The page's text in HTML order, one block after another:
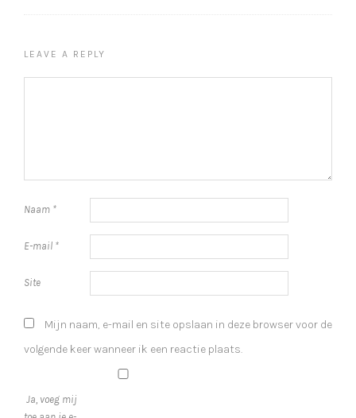
LEAVE A REPLY
Naam *
E-mail *
Site
Mijn naam, e-mail en site opslaan in deze browser voor de
volgende keer wanneer ik een reactie plaats.
Ja, voeg mij